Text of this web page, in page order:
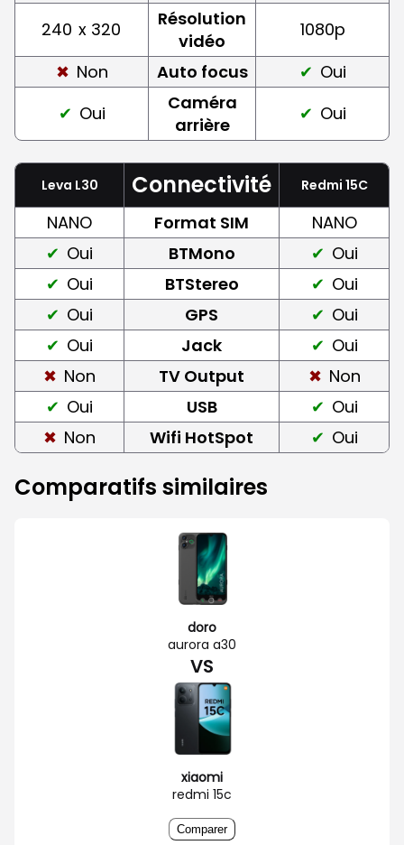
240 x 320
Résolution
vidéo
1080p
Non
Auto focus
Oui
Oui
Caméra
arrière
Oui
Leva L30 Connectivité Redmi 15C
NANO Format SIM
NANO
Oui
BTMono
Oui
Oui
BTStereo
Oui
Oui
GPS
Oui
Oui
Jack
Oui
Non
TV Output
Non
Oui
USB
Oui
Non
Wifi HotSpot Oui
Comparatifs similaires
doro
aurora a30
VS
xiaomi
redmi 15c
Comparer